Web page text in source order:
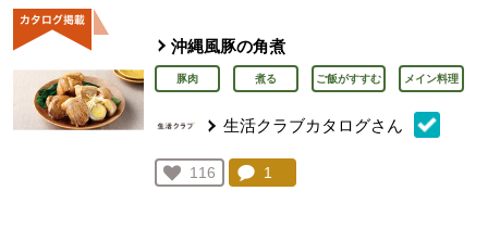
沖縄風豚の角煮
豚肉 煮る ご飯がすすむ メイン料理
生活クラブカタログさん
お気に入り登録：
116
人が登録
コメント：
1